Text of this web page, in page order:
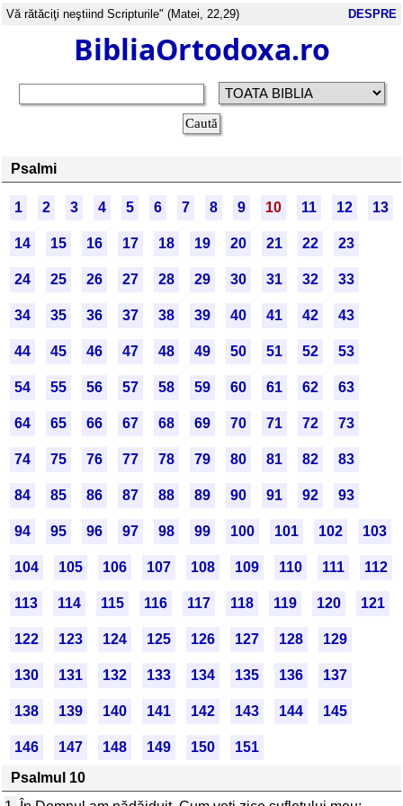
Vă rătăciţi neştiind Scripturile" (Matei, 22,29) DESPRE
BibliaOrtodoxa.ro
Psalmi
1 2 3 4 5 6 7 8 9 10 11 12 13
14 15 16 17 18 19 20 21 22 23
24 25 26 27 28 29 30 31 32 33
34 35 36 37 38 39 40 41 42 43
44 45 46 47 48 49 50 51 52 53
54 55 56 57 58 59 60 61 62 63
64 65 66 67 68 69 70 71 72 73
74 75 76 77 78 79 80 81 82 83
84 85 86 87 88 89 90 91 92 93
94 95 96 97 98 99 100 101 102 103
104 105 106 107 108 109 110 111 112
113 114 115 116 117 118 119 120 121
122 123 124 125 126 127 128 129
130 131 132 133 134 135 136 137
138 139 140 141 142 143 144 145
146 147 148 149 150
151
Psalmul 10